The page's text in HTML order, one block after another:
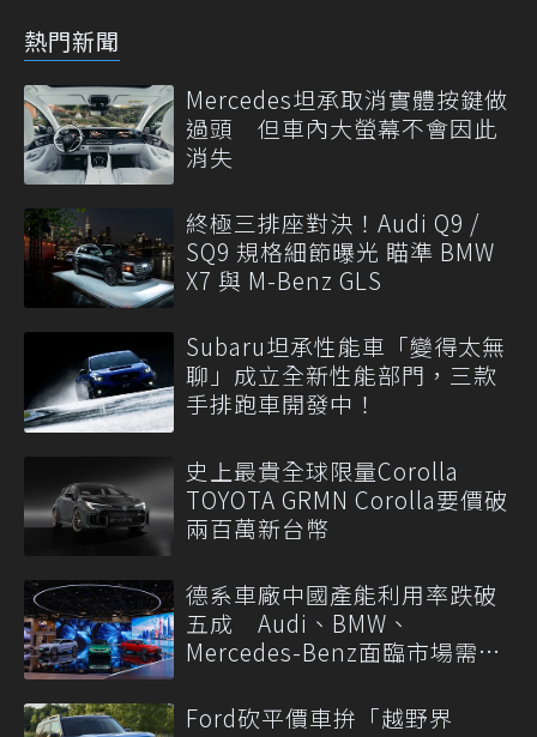
熱門新聞
Mercedes坦承取消實體按鍵做
過頭 但車內大螢幕不會因此
消失
終極三排座對決！Audi Q9 /
SQ9 規格細節曝光 瞄準 BMW
X7 與 M-Benz GLS
Subaru坦承性能車「變得太無
聊」成立全新性能部門，三款
手排跑車開發中！
史上最貴全球限量Corolla
TOYOTA GRMN Corolla要價破
兩百萬新台幣
德系車廠中國產能利用率跌破
五成 Audi、BMW、
Mercedes-Benz面臨市場需求
Ford砍平價車拚「越野界